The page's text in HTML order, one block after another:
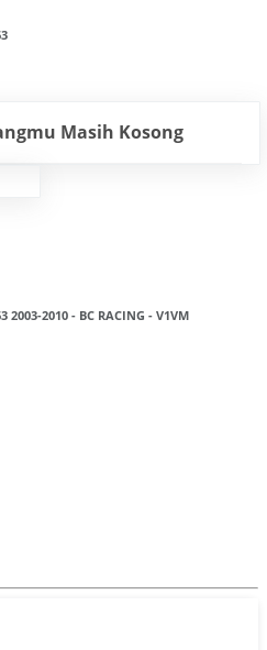
Masih Kosong
2003-2010 - BC RACING - V1VM